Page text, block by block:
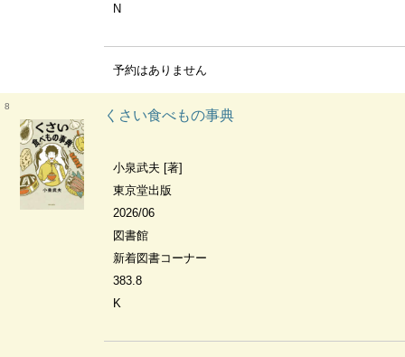
N
予約はありません
8
くさい食べもの事典
小泉武夫 [著]
東京堂出版
2026/06
図書館
新着図書コーナー
383.8
K